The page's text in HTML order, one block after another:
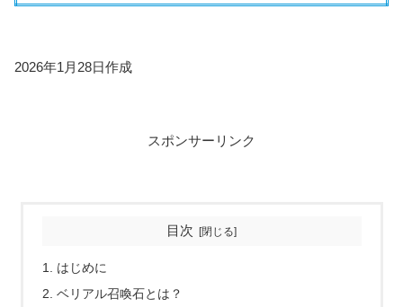
2026年1月28日作成
スポンサーリンク
目次
はじめに
ベリアル召喚石とは？